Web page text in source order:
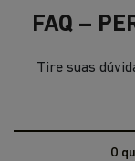
FAQ –
Tire suas
O